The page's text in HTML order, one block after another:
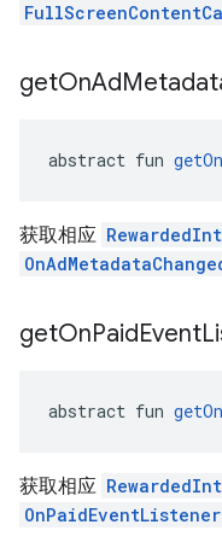
getOnAd
abstract fun
获取相应
getOnPaidEvent
abstract fun
获取相应
OnPaidEventListener